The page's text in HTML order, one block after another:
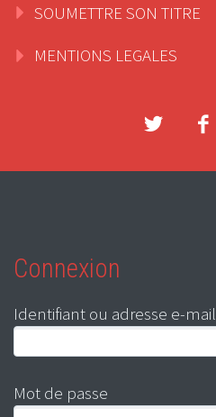
SOUMETTRE SON TITRE
MENTIONS LEGALES
Connexion
Identifiant ou adresse e-mail
Mot de passe